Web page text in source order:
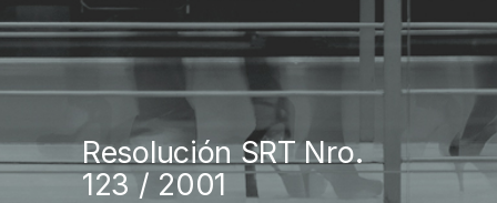
Resolución SRT Nro.
123 / 2001